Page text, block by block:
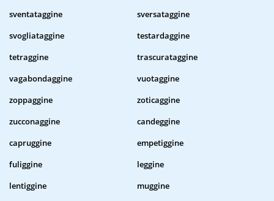
sventataggine
sversataggine
svogliataggine
testardaggine
tetraggine
trascurataggine
vagabondaggine
vuotaggine
zoppaggine
zoticaggine
zucconaggine
candeggine
capruggine
empetiggine
fuliggine
leggine
lentiggine
muggine